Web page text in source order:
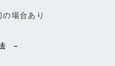
場合あり